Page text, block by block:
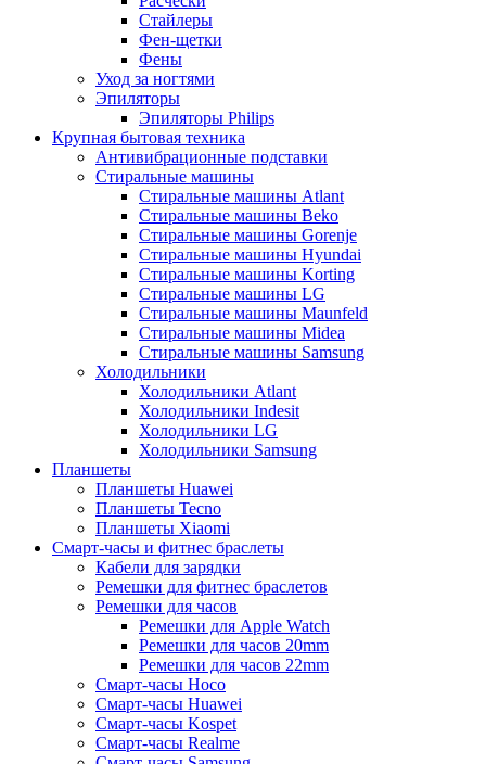
Стайлеры
Фен-щетки
Фены
Уход за ногтями
Эпиляторы
Эпиляторы Philips
Крупная бытовая техника
Антивибрационные подставки
Стиральные машины
Стиральные машины Atlant
Стиральные машины Beko
Стиральные машины Gorenje
Стиральные машины Hyundai
Стиральные машины Korting
Стиральные машины LG
Стиральные машины Maunfeld
Стиральные машины Midea
Стиральные машины Samsung
Холодильники
Холодильники Atlant
Холодильники Indesit
Холодильники LG
Холодильники Samsung
Планшеты
Планшеты Huawei
Планшеты Tecno
Планшеты Xiaomi
Смарт-часы и фитнес браслеты
Кабели для зарядки
Ремешки для фитнес браслетов
Ремешки для часов
Ремешки для Apple Watch
Ремешки для часов 20mm
Ремешки для часов 22mm
Смарт-часы Hoco
Смарт-часы Huawei
Смарт-часы Kospet
Смарт-часы Realme